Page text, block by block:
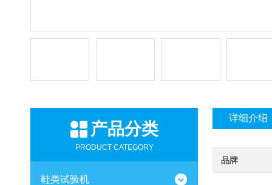
产品分类
PRODUCT CATEGORY
鞋类试验机
详细介绍
品牌